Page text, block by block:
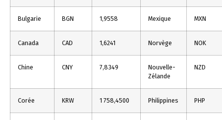
Bulgarie BGN 1,9558 Mexique MXN
Canada CAD 1,6241 Norvège NOK
Chine CNY 7,8349
Nouvelle-
Zélande
NZD
Corée KRW 1 758,4500 Philippines PHP